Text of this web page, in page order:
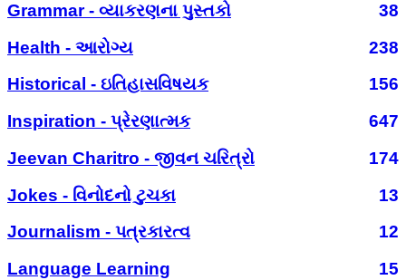
Grammar - વ્યાકરણના પુસ્તકો
38
Health - આરોગ્ય
238
Historical - ઇતિહાસવિષયક
156
Inspiration - પ્રેરણાત્મક
647
Jeevan Charitro - જીવન ચરિત્રો
174
Jokes - વિનોદનો ટુચકા
13
Journalism - પત્રકારત્વ
12
Language Learning
15